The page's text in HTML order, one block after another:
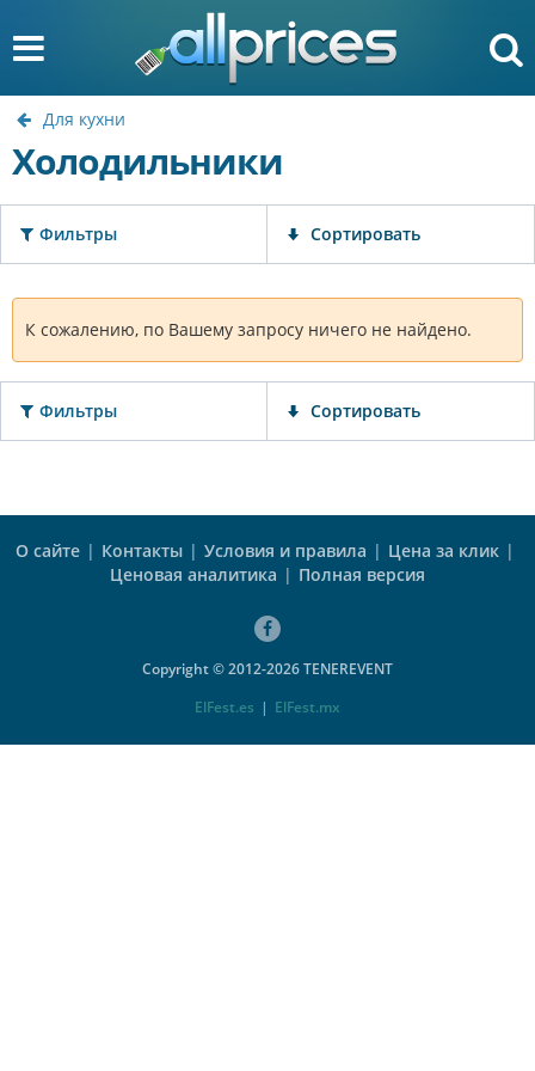
Для кухни
Холодильники
Фильтры Сортировать
К сожалению, по Вашему запросу ничего не найдено.
Фильтры Сортировать
О сайте | Контакты | Условия и правила | Цена за клик |
Ценовая аналитика | Полная версия
Copyright © 2012-2026 TENEREVENT
ElFest.es | ElFest.mx